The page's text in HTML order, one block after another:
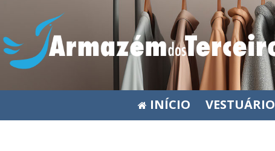
INÍCIO VESTUÁRIO